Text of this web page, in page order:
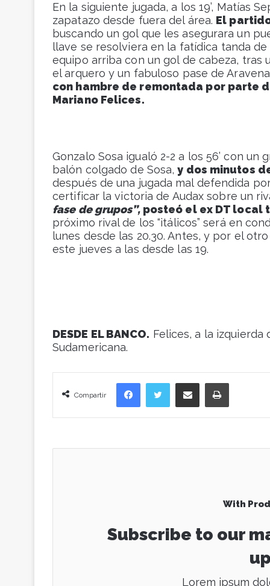
En la siguiente jugada, a los 19’, Matías
zapatazo desde fuera del área. El
buscando un gol que les asegurara un
llave se resolviera en la fatídica tanda de
equipo arriba con un gol de cabeza, tras
el arquero y un fabuloso pase de
con hambre de remontada por parte
Mariano Felices.
Gonzalo Sosa igualó 2-2 a los 56’ con
balón colgado de Sosa,y dos minutos
después de una jugada mal defendida
certificar la victoria de Audax sobre un
fase de grupos”,posteó el ex DT local
próximo rival de los “itálicos” será en
lunes desde las 20.30. Antes, y por el
este jueves a las desde las 19.
DESDE EL BANCO. Felices, a la izquierda
Sudamericana.
Compartir
Facebook Compartir vía correo electrónico
With
Subscribe to our
Lorem ipsum